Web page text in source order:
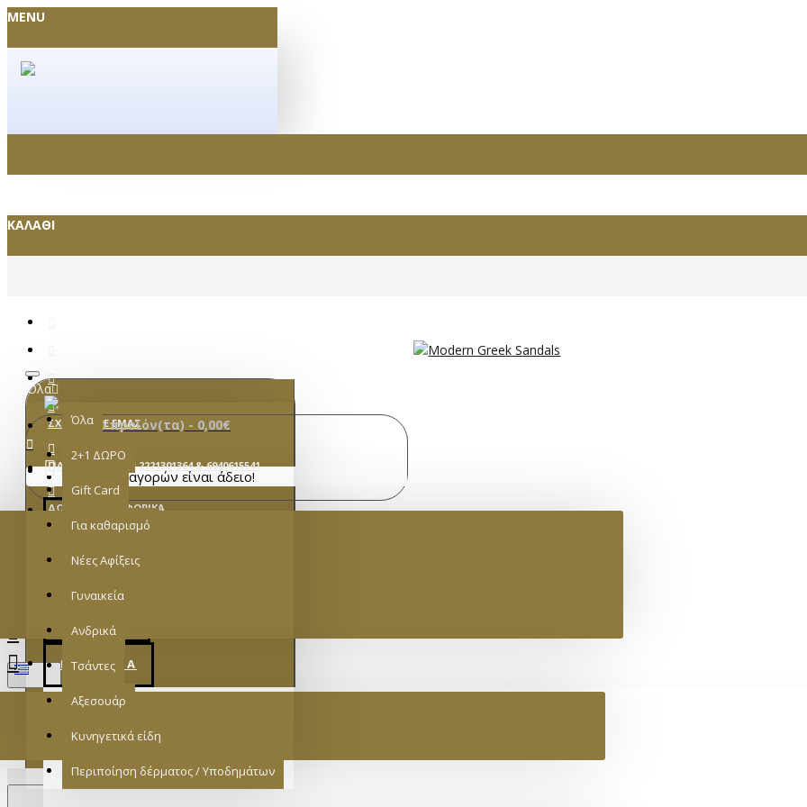
MENU
ΚΑΛΆΘΙ
ΣΧΕΤΙΚΆ ΜΕ ΕΜΆΣ
ΓΙΑ ΠΑΡΑΓΓΕΛΊΕΣ: 2221301364 & 6940615541
ΔΩΡΕΑΝ ΜΕΤΑΦΟΡΙΚΑ
Όλα
Όλα
2+1 ΔΩΡΟ
Gift Card
Για καθαρισμό
Νέες Αφίξεις
Γυναικεία
Ανδρικά
Τσάντες
Αξεσουάρ
Κυνηγετικά είδη
Περιποίηση δέρματος / Υποδημάτων
0 προϊόν(τα) - 0,00€
Το καλάθι αγορών είναι άδειο!
MENU
ΓΥΝΑΙΚΕΊΑ
ΣΑΝΔΆΛΙΑ
ΣΎΝΔΕΣΗ